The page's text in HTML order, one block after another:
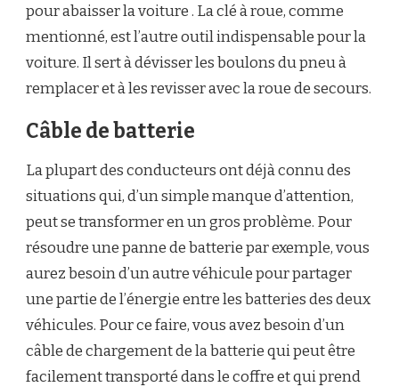
pour abaisser la voiture . La clé à roue, comme
mentionné, est l’autre outil indispensable pour la
voiture. Il sert à dévisser les boulons du pneu à
remplacer et à les revisser avec la roue de secours.
Câble de batterie
La plupart des conducteurs ont déjà connu des
situations qui, d’un simple manque d’attention,
peut se transformer en un gros problème. Pour
résoudre une panne de batterie par exemple, vous
aurez besoin d’un autre véhicule pour partager
une partie de l’énergie entre les batteries des deux
véhicules. Pour ce faire, vous avez besoin d’un
câble de chargement de la batterie qui peut être
facilement transporté dans le coffre et qui prend